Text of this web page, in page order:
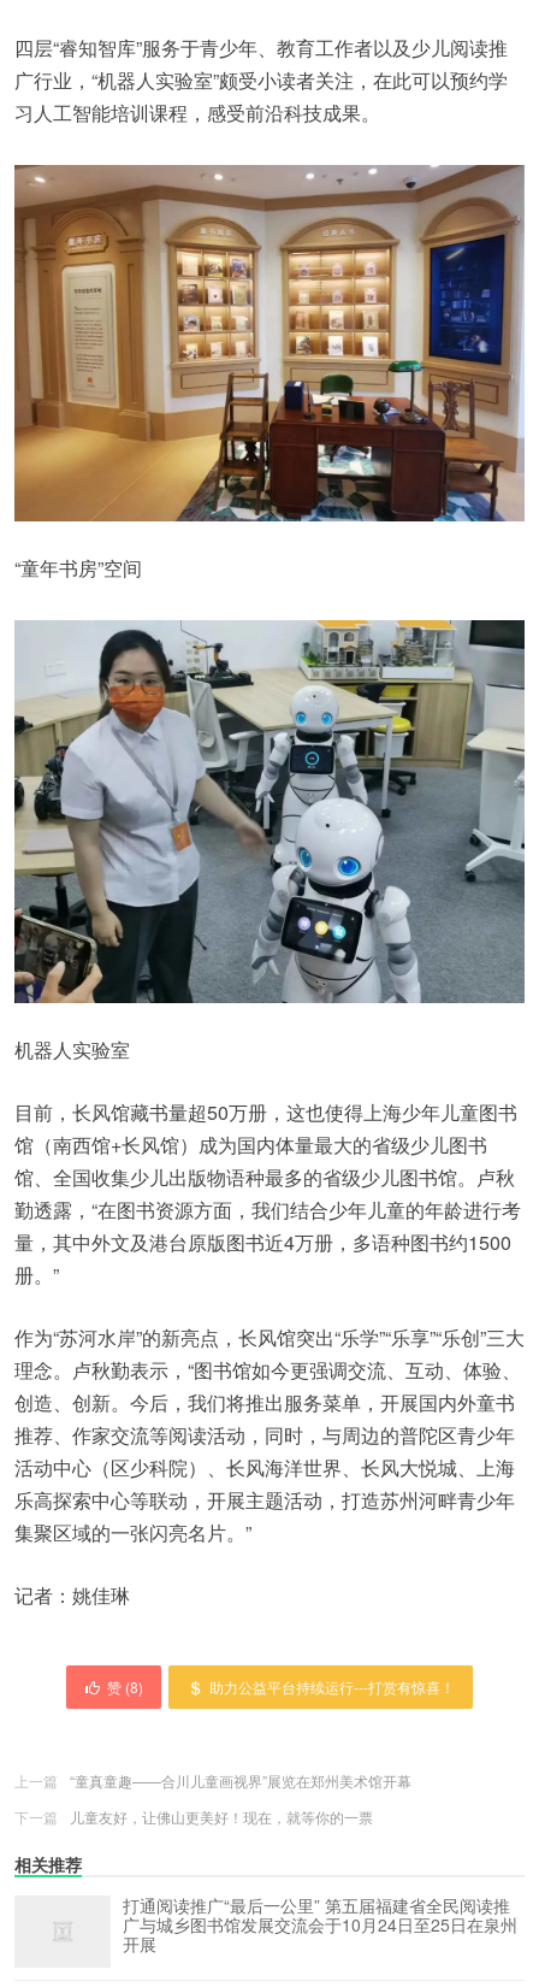
四层“睿知智库”服务于青少年、教育工作者以及少儿阅读推
广行业，“机器人实验室”颇受小读者关注，在此可以预约学
习人工智能培训课程，感受前沿科技成果。
“童年书房”空间
机器人实验室
目前，长风馆藏书量超50万册，这也使得上海少年儿童图书
馆（南西馆+长风馆）成为国内体量最大的省级少儿图书
馆、全国收集少儿出版物语种最多的省级少儿图书馆。卢秋
勤透露，“在图书资源方面，我们结合少年儿童的年龄进行考
量，其中外文及港台原版图书近4万册，多语种图书约1500
册。”
作为“苏河水岸”的新亮点，长风馆突出“乐学”“乐享”“乐创”三大
理念。卢秋勤表示，“图书馆如今更强调交流、互动、体验、
创造、创新。今后，我们将推出服务菜单，开展国内外童书
推荐、作家交流等阅读活动，同时，与周边的普陀区青少年
活动中心（区少科院）、长风海洋世界、长风大悦城、上海
乐高探索中心等联动，开展主题活动，打造苏州河畔青少年
集聚区域的一张闪亮名片。”
记者：姚佳琳
赞 (8) 助力公益平台持续运行---打赏有惊喜！
上一篇
“童真童趣——合川儿童画视界”展览在郑州美术馆开幕
下一篇
儿童友好，让佛山更美好！现在，就等你的一票
相关推荐
打通阅读推广“最后一公里” 第五届福建省全民阅读推
广与城乡图书馆发展交流会于10月24日至25日在泉州
开展